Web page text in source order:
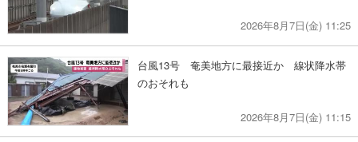
2026年8月7日(金) 11:25
台風13号 奄美地方に最接近か 線状降水帯
のおそれも
2026年8月7日(金) 11:15